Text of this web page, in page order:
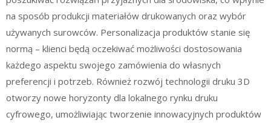
na sposób produkcji materiałów drukowanych oraz wybór
używanych surowców. Personalizacja produktów stanie się
normą – klienci będą oczekiwać możliwości dostosowania
każdego aspektu swojego zamówienia do własnych
preferencji i potrzeb. Również rozwój technologii druku 3D
otworzy nowe horyzonty dla lokalnego rynku druku
cyfrowego, umożliwiając tworzenie innowacyjnych produktów